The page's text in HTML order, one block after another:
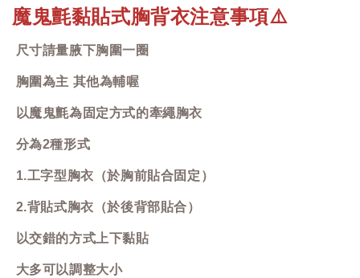
魔鬼氈黏貼式胸背衣注意事項⚠️
尺寸請量腋下胸圍一圈
胸圍為主 其他為輔喔
以魔鬼氈為固定方式的牽繩胸衣
分為2種形式
1.工字型胸衣（於胸前貼合固定）
2.背貼式胸衣（於後背部貼合）
以交錯的方式上下黏貼
大多可以調整大小